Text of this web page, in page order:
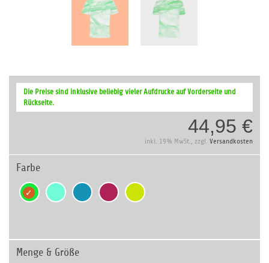
Anfang
Bildergalerie
Die Preise sind inklusive beliebig vieler Aufdrucke auf Vorderseite und
Rückseite.
44,95 €
inkl. 19% MwSt., zzgl. Versandkosten
Farbe
Menge & Größe